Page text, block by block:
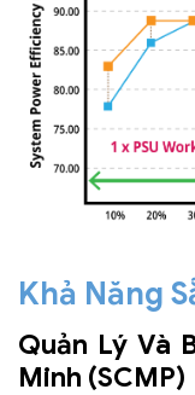
Khả Năng
Quản Lý Và
Minh (SCMP)